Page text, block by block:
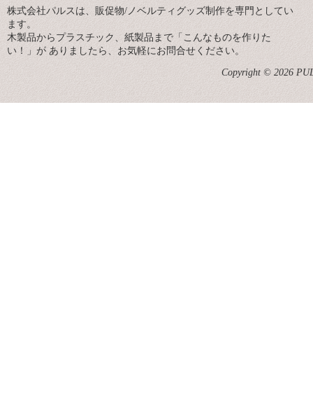
株式会社パルスは、販促物/ノベルティグッズ制作を専門としてい
ます。
木製品からプラスチック、紙製品まで「こんなものを作りた
い！」が ありましたら、お気軽にお問合せください。
Copyright © 2026